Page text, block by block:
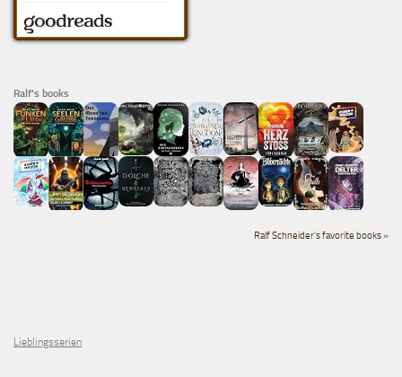
Ralf's books
Ralf Schneider's favorite books »
Lieblingsserien